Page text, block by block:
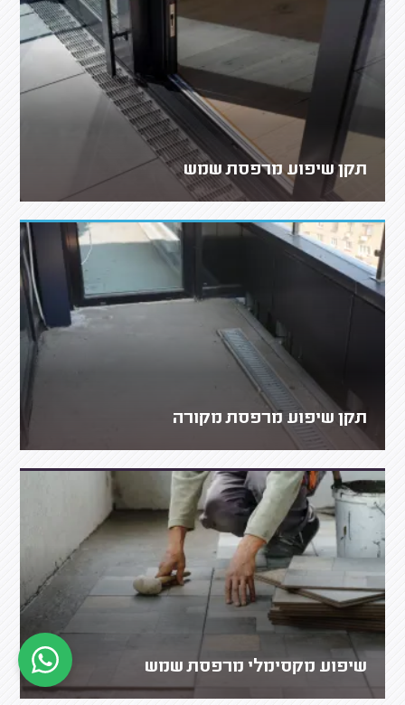
תקן שיפוע מרפסת שמש
תקן שיפוע מרפסת מקורה
שיפוע מקסימלי מרפסת שמש